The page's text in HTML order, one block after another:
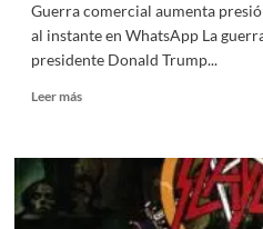
Guerra comercial aumenta
al instante en WhatsApp La
presidente Donald Trump...
Leer másRead
Donald
Trump
sacude
mercados